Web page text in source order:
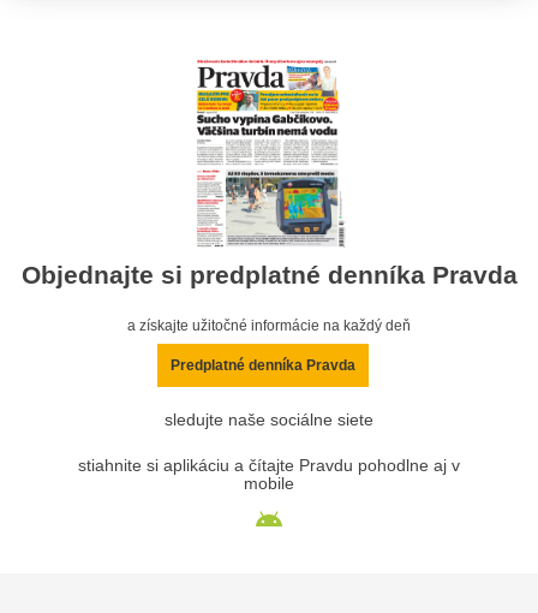
Objednajte si predplatné denníka Pravda
a získajte užitočné informácie na každý deň
Predplatné denníka Pravda
sledujte naše sociálne siete
stiahnite si aplikáciu a čítajte Pravdu pohodlne aj v
mobile